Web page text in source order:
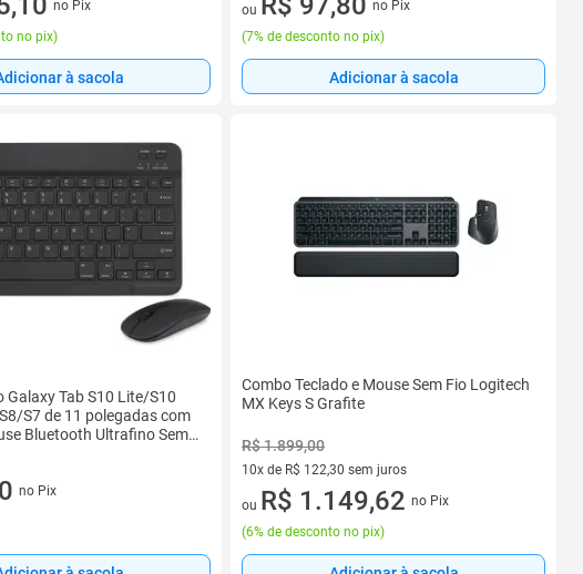
no Pix
no pix)
à sacola
ou
no Pix
(7% de desconto no pix)
Adicionar à sacola
Galaxy Tab S10 Lite/S10
S7 de 11 polegadas com
Bluetooth Ultrafino Sem
no Pix
Combo Teclado e Mouse Sem Fio Logitech
MX Keys S Grafite
R$ 1.899,00
10x de R$ 122,30 sem juros
10 vez de R$ 122,30 sem juros
ou R$ 1.149,62 no Pix
(6% de desconto no pix)